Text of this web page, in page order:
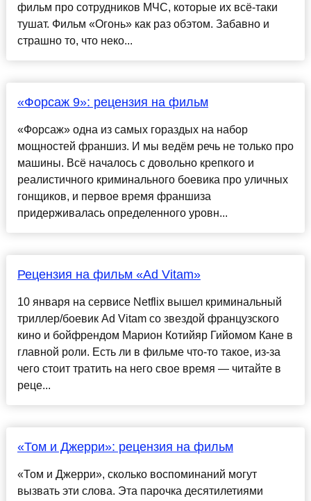
фильм про сотрудников МЧС, которые их всё-таки
тушат. Фильм «Огонь» как раз обэтом. Забавно и
страшно то, что неко...
«Форсаж 9»: рецензия на фильм
«Форсаж» одна из самых гораздых на набор
мощностей франшиз. И мы ведём речь не только про
машины. Всё началось с довольно крепкого и
реалистичного криминального боевика про уличных
гонщиков, и первое время франшиза
придерживалась определенного уровн...
Рецензия на фильм «Ad Vitam»
10 января на сервисе Netflix вышел криминальный
триллер/боевик Ad Vitam со звездой французского
кино и бойфрендом Марион Котийяр Гийомом Кане в
главной роли. Есть ли в фильме что-то такое, из-за
чего стоит тратить на него свое время — читайте в
реце...
«Том и Джерри»: рецензия на фильм
«Том и Джерри», сколько воспоминаний могут
вызвать эти слова. Эта парочка десятилетиями